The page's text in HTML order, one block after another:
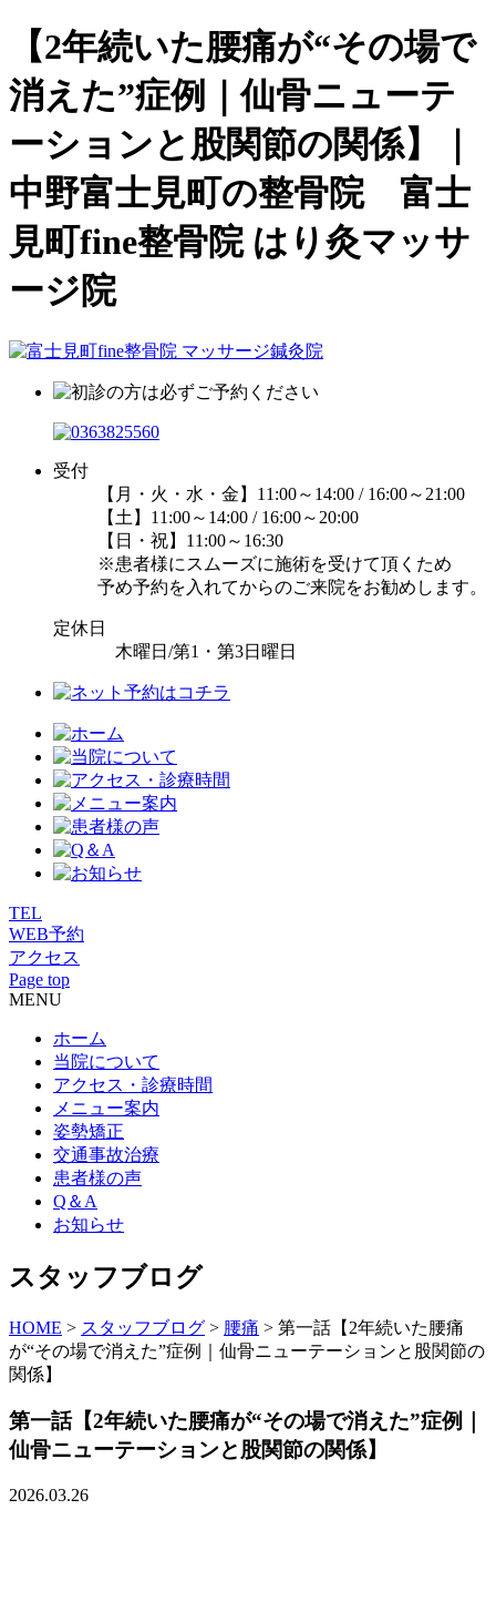
【2年続いた腰痛が“その場で
消えた”症例｜仙骨ニューテ
ーションと股関節の関係】｜
中野富士見町の整骨院 富士
見町fine整骨院 はり灸マッサ
ージ院
受付
【月・火・水・金】11:00～14:00 / 16:00～21:00
【土】11:00～14:00 / 16:00～20:00
【日・祝】11:00～16:30
※患者様にスムーズに施術を受けて頂くため
予め予約を入れてからのご来院をお勧めします。
定休日
木曜日/第1・第3日曜日
TEL
WEB予約
アクセス
Page top
MENU
ホーム
当院について
アクセス・診療時間
メニュー案内
姿勢矯正
交通事故治療
患者様の声
Q＆A
お知らせ
スタッフブログ
HOME > スタッフブログ > 腰痛 > 第一話【2年続いた腰痛
が“その場で消えた”症例｜仙骨ニューテーションと股関節の
関係】
第一話【2年続いた腰痛が“その場で消えた”症例｜
仙骨ニューテーションと股関節の関係】
2026.03.26